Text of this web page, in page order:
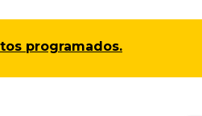
programados.